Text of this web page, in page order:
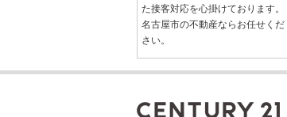
た接客対応を心掛けております。
名古屋市の不動産ならお任せくだ
さい。